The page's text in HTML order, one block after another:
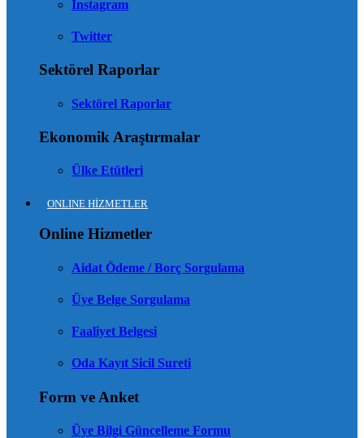
İnstagram
Twitter
Sektörel Raporlar
Sektörel Raporlar
Ekonomik Araştırmalar
Ülke Etütleri
ONLINE HİZMETLER
Online Hizmetler
Aidat Ödeme / Borç Sorgulama
Üye Belge Sorgulama
Faaliyet Belgesi
Oda Kayıt Sicil Sureti
Form ve Anket
Üye Bilgi Güncelleme Formu